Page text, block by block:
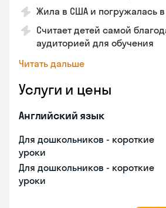
Жила в США и погружалась в
Считает детей самой
аудиторией для обучения
Читать дальше
Услуги и цены
Английский язык
Для дошкольников - короткие
уроки
Для дошкольников - короткие
уроки